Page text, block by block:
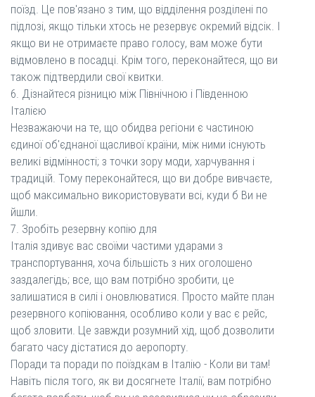
поїзд. Це пов'язано з тим, що відділення розділені по
підлозі, якщо тільки хтось не резервує окремий відсік. І
якщо ви не отримаєте право голосу, вам може бути
відмовлено в посадці. Крім того, переконайтеся, що ви
також підтвердили свої квитки.
6. Дізнайтеся різницю між Північною і Південною
Італією
Незважаючи на те, що обидва регіони є частиною
єдиної об'єднаної щасливої ​​країни, між ними існують
великі відмінності; з точки зору моди, харчування і
традицій. Тому переконайтеся, що ви добре вивчаєте,
щоб максимально використовувати всі, куди б Ви не
йшли.
7. Зробіть резервну копію для
Італія здивує вас своїми частими ударами з
транспортування, хоча більшість з них оголошено
заздалегідь; все, що вам потрібно зробити, це
залишатися в силі і оновлюватися. Просто майте план
резервного копіювання, особливо коли у вас є рейс,
щоб зловити. Це завжди розумний хід, щоб дозволити
багато часу дістатися до аеропорту.
Поради та поради по поїздкам в Італію - Коли ви там!
Навіть після того, як ви досягнете Італії, вам потрібно